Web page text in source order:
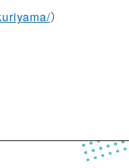
）